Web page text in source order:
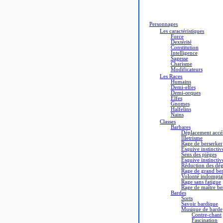
Personnages
Les caractéristiques
Force
Dextérité
Constitution
Intelligence
Sagesse
Charisme
Modificateurs
Les Races
Humains
Demi-elfes
Demi-orques
Elfes
Gnomes
Halfelins
Nains
Classes
Barbares
Déplacement
Illetrisme
Rage de berserker
Esquive
Sens des pièges
Esquive
Réduction des
Rage de grand
Volonté
Rage sans fatigue
Rage de maître
Bardes
Sorts
Savoir bardique
Musique de barde
Contre-chant
Fascination